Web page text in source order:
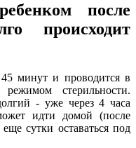
после
происходит
минут и проводится в
стерильности.
- уже через 4 часа
идти домой (после
сутки оставаться под